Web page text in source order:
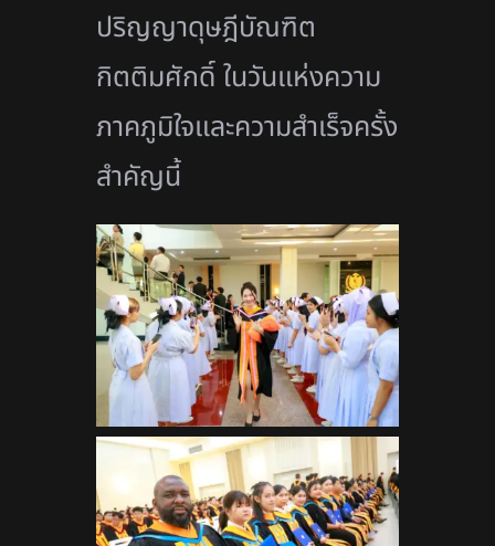
ปริญญาดุษฎีบัณฑิต
กิตติมศักดิ์ ในวันแห่งความ
ภาคภูมิใจและความสำเร็จครั้ง
สำคัญนี้